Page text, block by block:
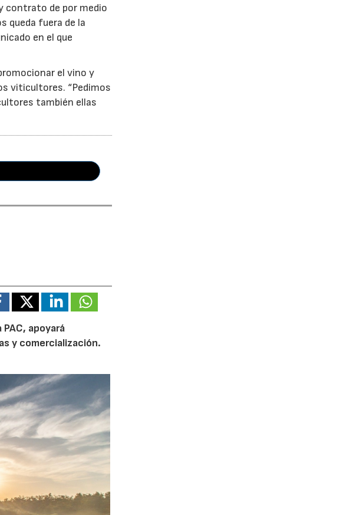
contrato de por medio
queda fuera de la
en el que
el vino y
viticultores. “Pedimos
también ellas
apoyará
y comercialización.